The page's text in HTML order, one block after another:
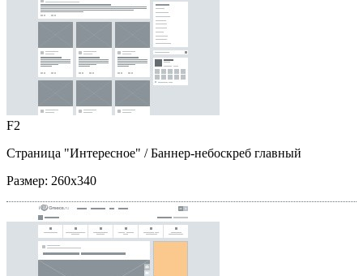
F2
Страница "Интересное" / Баннер-небоскреб главный
Размер: 260x340